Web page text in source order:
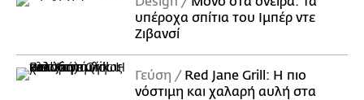
υπέροχα σπίτια του Ιμπέρ ντε
Ζιβανσί
Γεύση
Red Jane Grill: Η πιο
νόστιμη και χαλαρή αυλή στα